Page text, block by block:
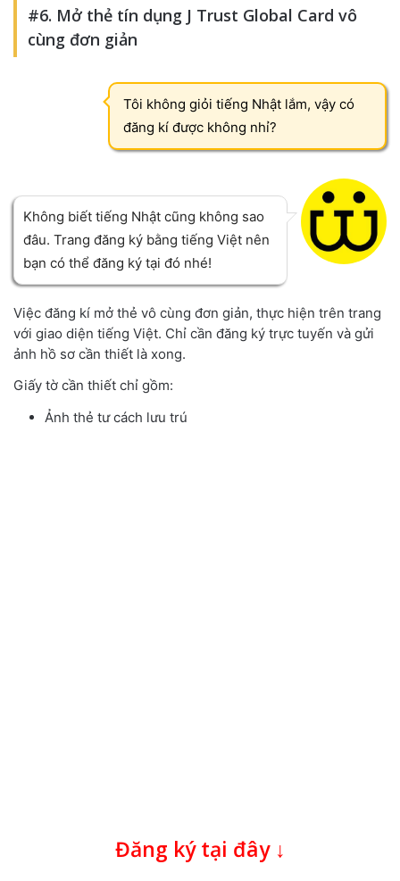
#6. Mở thẻ tín dụng J Trust Global Card vô
cùng đơn giản
Tôi không giỏi tiếng Nhật lắm, vậy có
đăng kí được không nhỉ?
Không biết tiếng Nhật cũng không sao
đâu. Trang đăng ký bằng tiếng Việt nên
bạn có thể đăng ký tại đó nhé!
Việc đăng kí mở thẻ vô cùng đơn giản, thực hiện trên trang
với giao diện tiếng Việt. Chỉ cần đăng ký trực tuyến và gửi
ảnh hồ sơ cần thiết là xong.
Giấy tờ cần thiết chỉ gồm:
Ảnh thẻ tư cách lưu trú
Đăng ký tại đây ↓